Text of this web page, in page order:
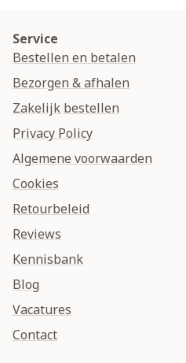
Service
Bestellen en betalen
Bezorgen & afhalen
Zakelijk bestellen
Privacy Policy
Algemene voorwaarden
Cookies
Retourbeleid
Reviews
Kennisbank
Blog
Vacatures
Contact